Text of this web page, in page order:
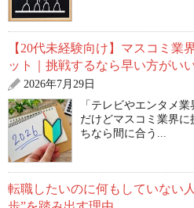
【20代未経験向け】マスコミ業
ット｜挑戦するなら早い方がい
2026年7月29日
「テレビやエンタメ
だけどマスコミ業界に
ちなら間に合う...
転職したいのに何もしていない